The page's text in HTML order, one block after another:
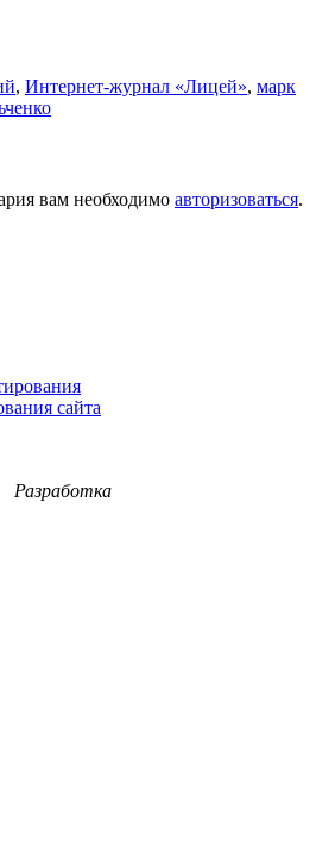
, Интернет-журнал «Лицей», марк
вам необходимо авторизоваться.
сайта
Разработка